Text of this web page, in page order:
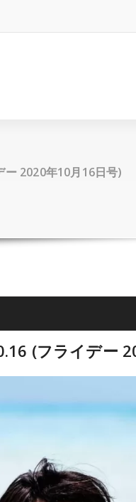
ー 2020年10月16日号)
(フライデー